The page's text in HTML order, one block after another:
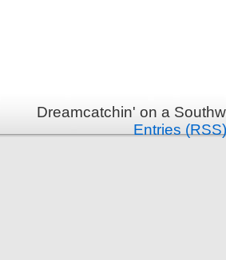
Dreamcatchin' on a
Entries (RSS)